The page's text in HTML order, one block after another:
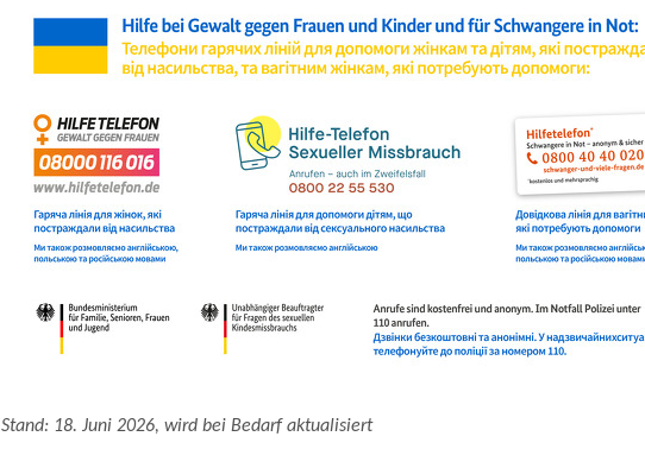
Stand: 18. Juni 2026, wird bei Bedarf aktualisiert